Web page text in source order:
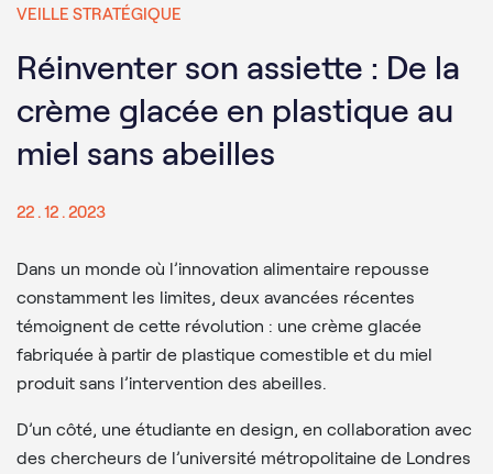
VEILLE STRATÉGIQUE
Réinventer son assiette : De la
crème glacée en plastique au
miel sans abeilles
22 . 12 . 2023
Dans un monde où l’innovation alimentaire repousse
constamment les limites, deux avancées récentes
témoignent de cette révolution : une crème glacée
fabriquée à partir de plastique comestible et du miel
produit sans l’intervention des abeilles.
D’un côté, une étudiante en design, en collaboration avec
des chercheurs de l’université métropolitaine de Londres